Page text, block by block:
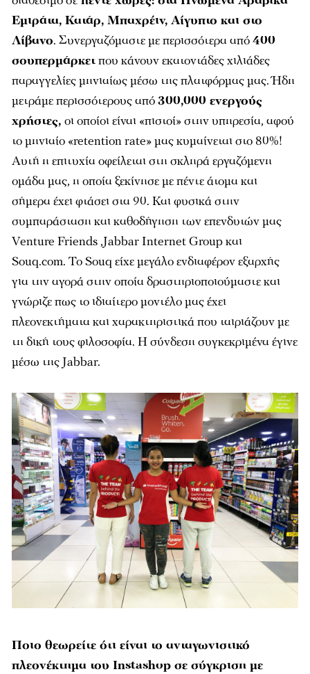
Εμιράτα, Κατάρ, Μπαχρέιν, Αίγυπτο και στο
Λίβανο. Συνεργαζόμαστε με περισσότερα από400
σουπερμάρκετπου κάνουν εκατοντάδες χιλιάδες
παραγγελίες μηνιαίως μέσω της πλατφόρμας μας. Ήδη
μετράμε περισσότερους από300,000 ενεργούς
χρήστες, οι οποίοι είναι «πιστοί» στην υπηρεσία, αφού
το μηνιαίο «retention rate» μας κυμαίνεται στο 80%!
Αυτή η επιτυχία οφείλεται στη σκληρά εργαζόμενη
ομάδα μας, η οποία ξεκίνησε με πέντε άτομα και
σήμερα έχει φτάσει στα 90. Και φυσικά στην
συμπαράσταση και καθοδήγηση των επενδυτών μας
Venture Friends ,Jabbar Internet Group και
Souq.com. Το Souq είχε μεγάλο ενδιαφέρον εξαρχής
για την αγορά στην οποία δραστηριοποιούμαστε και
γνώριζε πως το ιδιαίτερο μοντέλο μας έχει
πλεονεκτήματα και χαρακτηριστικά που ταιριάζουν με
τη δική τους φιλοσοφία. Η σύνδεση συγκεκριμένα έγινε
μέσω της Jabbar.
Ποιο θεωρείτε ότι είναι το ανταγωνιστικό
πλεονέκτημα του Instashop σε σύγκριση με